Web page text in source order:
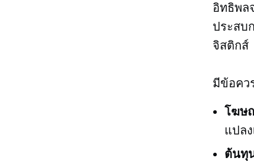
อิทธิพล
ประสบ
จิสติกส์
มีข้อคว
โฆษ
แปล
ต้นทุ